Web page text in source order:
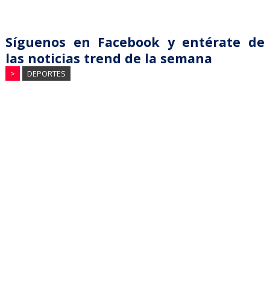
Síguenos en Facebook y entérate de
las noticias trend de la semana
> DEPORTES